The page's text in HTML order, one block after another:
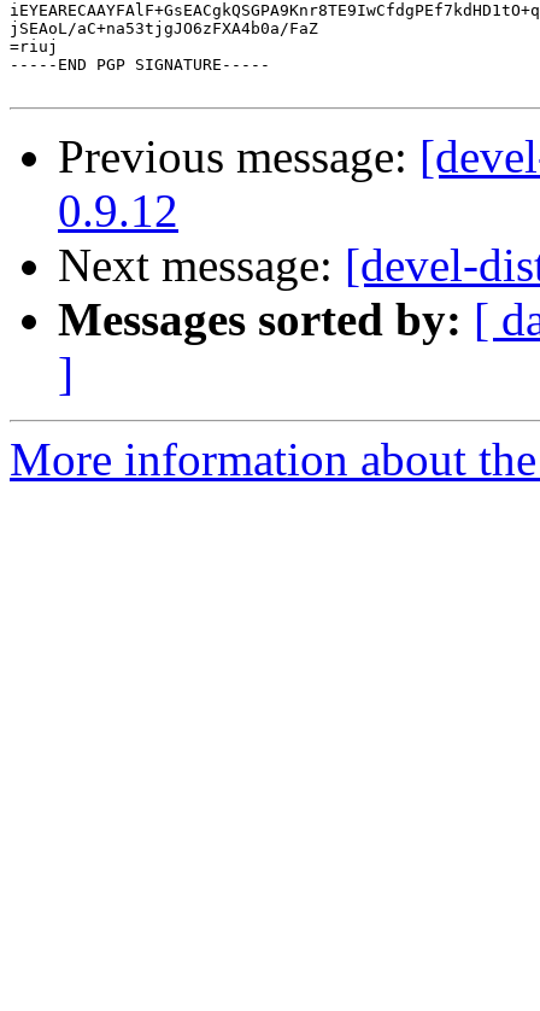
jSEAoL/aC+na53tjgJO6zFXA4b0a/FaZ
=riuj
-----END PGP SIGNATURE-----
Previous message:
0.9.12
Next message: [devel-
Messages sorted by: [
]
More information about